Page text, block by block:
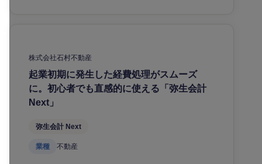
株式会社石村不動産
起業初期に発生した経費処理がスムーズ
に。初心者でも直感的に使える「弥生会計
Next」
弥生会計 Next
業種 不動産